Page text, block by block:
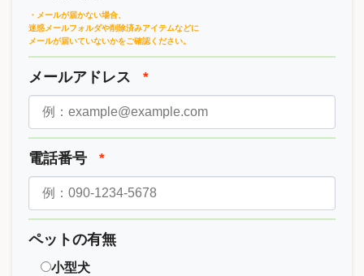
・メールが届かない場合、
迷惑メールフォルダや削除済みアイテムなどに
メールが届いていないかをご確認ください。
メールアドレス *
電話番号 *
ペットの有無
小型犬